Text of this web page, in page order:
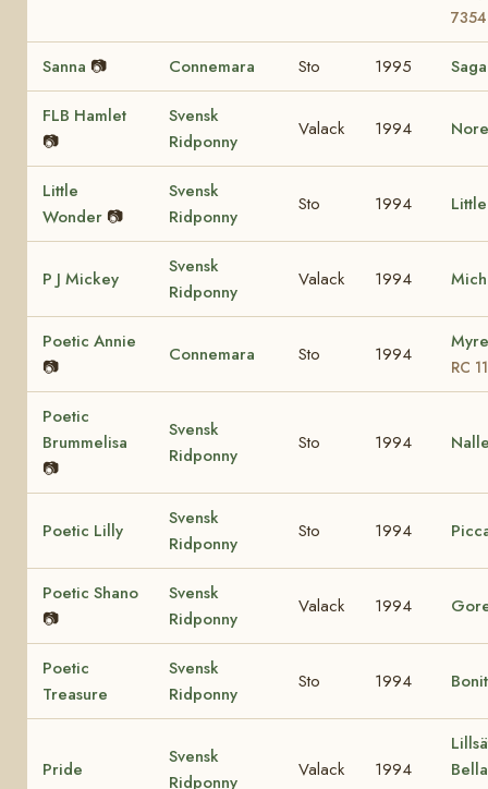
7354
Sanna 📷 Connemara Sto 1995
FLB Hamlet
📷
Svensk
Ridponny
Valack 1994
Little
Wonder 📷
Svensk
Ridponny
Sto 1994
P J Mickey
Svensk
Ridponny
Valack 1994
Poetic Annie
📷
Connemara Sto 1994
RC
Poetic
Brummelisa
📷
Svensk
Ridponny
Sto 1994
Poetic Lilly
Svensk
Ridponny
Sto 1994
Poetic Shano
📷
Svensk
Ridponny
Valack 1994
Poetic
Treasure
Svensk
Ridponny
Sto 1994
Pride
Svensk
Ridponny
Valack 1994